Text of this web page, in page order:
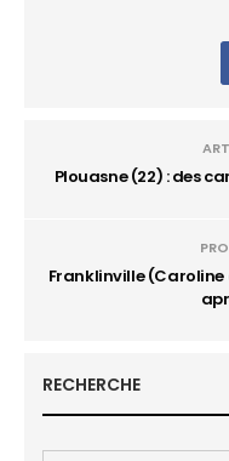
Plouasne (22) : des
Franklinville (Caroline
RECHERCHE